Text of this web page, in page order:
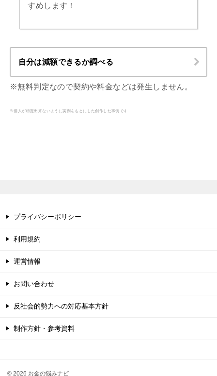
すめします！
自分は減額できるか調べる
※無料判定なので契約や料金などは発生しません。
※個人が特定出来ないように実例をもとにした創作した事例です
プライバシーポリシー
利用規約
運営情報
お問い合わせ
反社会的勢力への対応基本方針
制作方針・参考資料
© 2026 お金の悩みナビ